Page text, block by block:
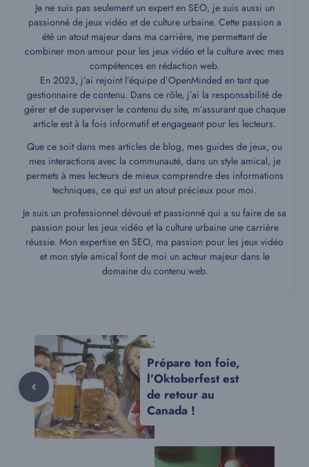
Je ne suis pas seulement un expert en SEO, je suis aussi un
passionné de jeux vidéo et de culture urbaine. Cette passion a
été un atout majeur dans ma carrière, me permettant de
combiner mon amour pour les jeux vidéo et la culture avec mes
compétences en rédaction web.
En 2023, j’ai rejoint l’équipe d’OpenMinded en tant que
gestionnaire de contenu. Dans ce rôle, j’ai la responsabilité de
gérer et de superviser le contenu du site, m’assurant que chaque
article est à la fois informatif et engageant pour les lecteurs.
Que ce soit dans mes articles de blog, mes guides de jeux, ou
mes interactions avec la communauté, dans un style amical, je
permets à mes lecteurs de mieux comprendre des informations
techniques, ce qui est un atout précieux pour moi.
Je suis un professionnel dévoué et passionné qui a su faire de sa
passion pour les jeux vidéo et la culture urbaine une carrière
réussie. Mon expertise en SEO, ma passion pour les jeux vidéo
et mon style amical font de moi un acteur majeur dans le
domaine du contenu web.
Prépare ton foie,
l’Oktoberfest est
de retour au
Canada !